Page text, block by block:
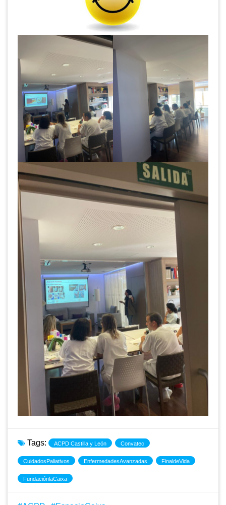
Tags: ACPD Castilla y León Convatec
CuidadosPaliativos EnfermedadesAvanzadas FinaldeVida
FundaciónlaCaixa